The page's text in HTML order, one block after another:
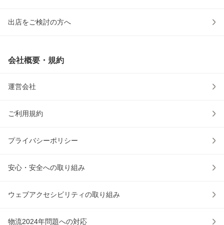
出店をご検討の方へ
会社概要・規約
運営会社
ご利用規約
プライバシーポリシー
安心・安全への取り組み
ウェブアクセシビリティの取り組み
物流2024年問題への対応